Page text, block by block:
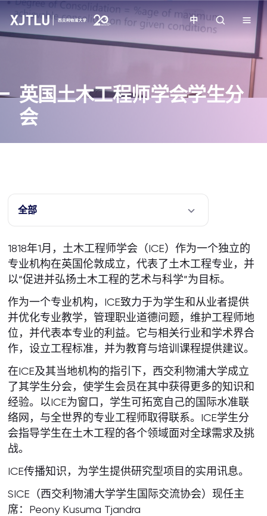
招生
校园生活
关于我们
中
英国土木工程师学会学生分
会
全部
1818年1月，土木工程师学会（ICE）作为一个独立的
专业机构在英国伦敦成立，代表了土木工程专业，并
以“促进并弘扬土木工程的艺术与科学”为目标。
作为一个专业机构，ICE致力于为学生和从业者提供
并优化专业教学，管理职业道德问题，维护工程师地
位，并代表本专业的利益。它与相关行业和学术界合
作，设立工程标准，并为教育与培训课程提供建议。
在ICE及其当地机构的指引下，西交利物浦大学成立
了其学生分会，使学生会员在其中获得更多的知识和
经验。以ICE为窗口，学生可拓宽自己的国际水准联
络网，与全世界的专业工程师取得联系。ICE学生分
会指导学生在土木工程的各个领域面对全球需求及挑
战。
ICE传播知识，为学生提供研究型项目的实用讯息。
SICE（西交利物浦大学学生国际交流协会）现任主
席：Peony Kusuma Tjandra